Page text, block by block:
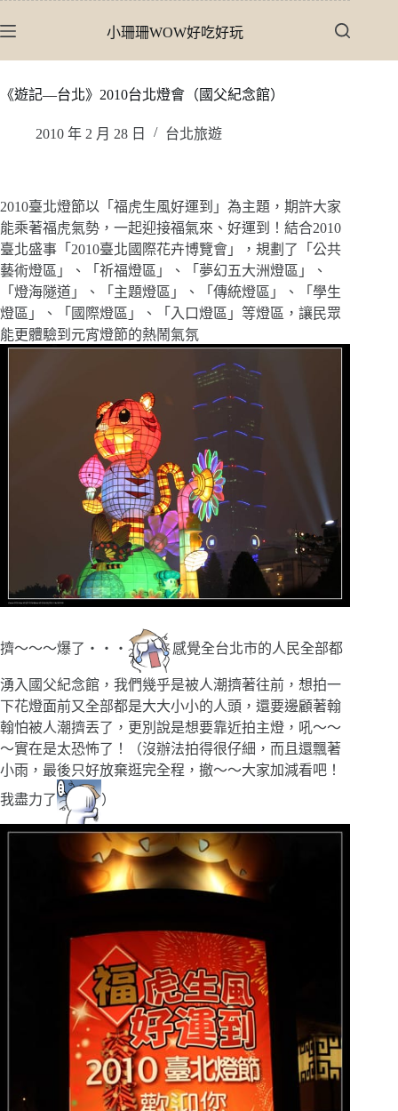
至
內
小珊珊WOW好吃好玩
《遊記—台北》2010台北燈會（國父紀念館）
2010 年 2 月 28 日 台北旅遊
2010臺北燈節以「福虎生風好運到」為主題，期許大家
能乘著福虎氣勢，一起迎接福氣來、好運到！結合2010
臺北盛事「2010臺北國際花卉博覽會」，規劃了「公共
藝術燈區」、「祈福燈區」、「夢幻五大洲燈區」、
「燈海隧道」、「主題燈區」、「傳統燈區」、「學生
燈區」、「國際燈區」、「入口燈區」等燈區，讓民眾
能更體驗到元宵燈節的熱鬧氣氛
擠～～～爆了‧‧‧ 感覺全台北市的人民全部都
湧入國父紀念館，我們幾乎是被人潮擠著往前，想拍一
下花燈面前又全部都是大大小小的人頭，還要邊顧著翰
翰怕被人潮擠丟了，更別說是想要靠近拍主燈，吼～～
～實在是太恐怖了！（沒辦法拍得很仔細，而且還飄著
小雨，最後只好放棄逛完全程，撤～～大家加減看吧！
我盡力了
）